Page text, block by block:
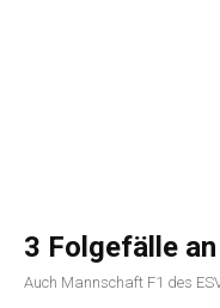
3 Folgefälle
Auch Mannschaft F1 des